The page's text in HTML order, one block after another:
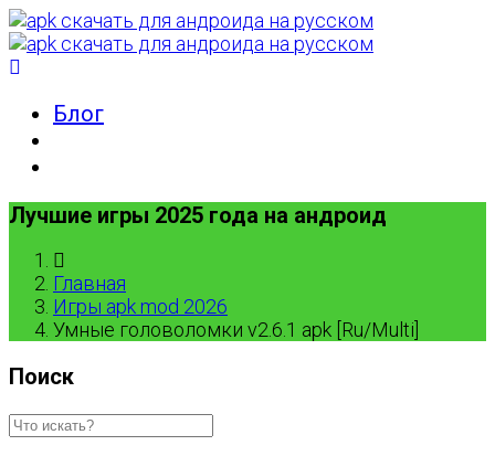
Блог
Лучшие игры 2025 года на андроид
Главная
Игры apk mod 2026
Умные головоломки v2.6.1 apk [Ru/Multi]
Поиск